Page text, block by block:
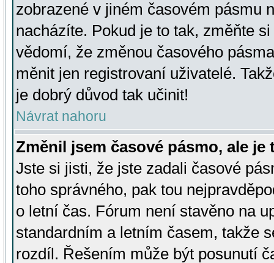
zobrazené v jiném časovém pásmu
nacházíte. Pokud je to tak, změňte
vědomí, že změnou časového
měnit jen registrovaní uživatelé.
je dobrý důvod tak učinit!
Návrat nahoru
Změnil jsem časové pásmo, ale je
Jste si jisti, že jste zadali časové
toho správného, pak tou
o letní čas. Fórum není stavěno na
standardním a letním časem, takže
rozdíl. Řešením může být posunutí